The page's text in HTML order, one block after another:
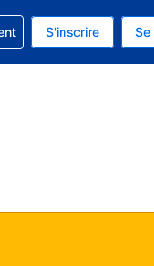
est celle-ci : Dollar
actuelle est celle-ci
votre réservation
S'inscrire Se